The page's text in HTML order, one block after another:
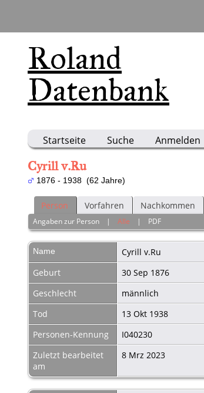
Roland
Datenbank
Startseite Suche Anmelden
Cyrill v.Ru
1876 - 1938 (62 Jahre)
Person Vorfahren Nachkommen
Angaben zur Person |Alle | PDF
Name Cyrill v.Ru
Geburt
30 Sep 1876
Geschlecht
männlich
Tod
13 Okt 1938
Personen-Kennung
I040230
Zuletzt bearbeitet
am
8 Mrz 2023